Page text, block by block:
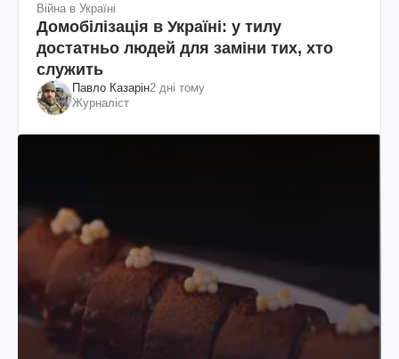
Війна в Україні
Домобілізація в Україні: у тилу
достатньо людей для заміни тих, хто
служить
Павло Казарін2 дні тому
Журналіст